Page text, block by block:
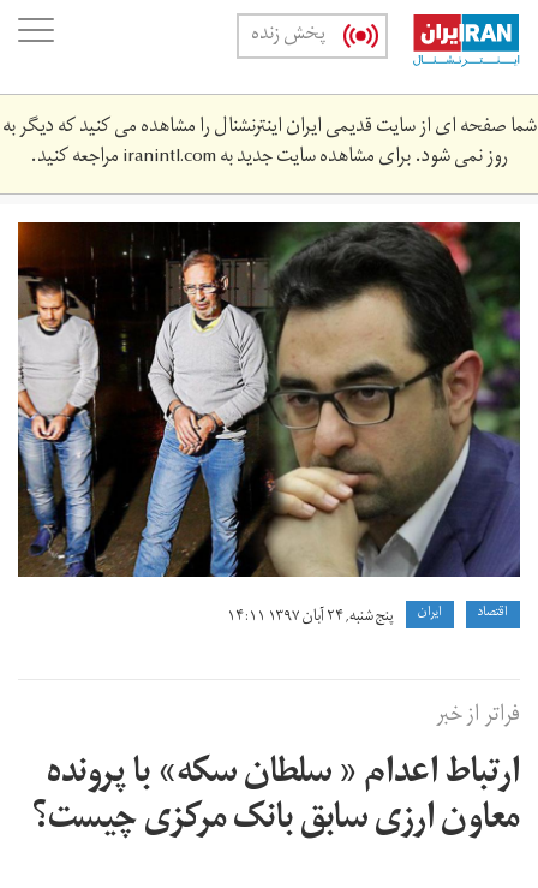
Skip
main
content
پخش زنده
شما صفحه ای از سایت قدیمی ایران اینترنشنال را مشاهده می کنید که دیگر به
روز نمی شود. برای مشاهده سایت جدید بهiranintl.comمراجعه کنید.
hmd_rqchy.jpg
اقتصاد ايران پنج شنبه, ۲۴ آبان ۱۳۹۷ ۱۴:۱۱
فراتر از خبر
ارتباط اعدام « سلطان سکه» با پرونده
معاون ارزی سابق بانک مرکزی چیست؟